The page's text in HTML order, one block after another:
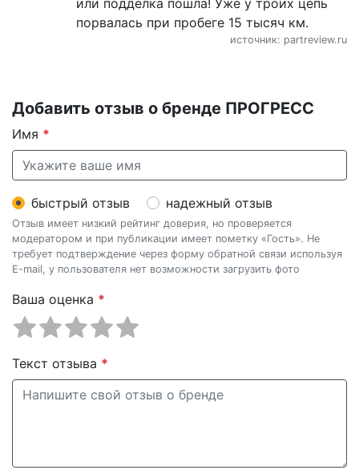
порвалась при пробеге 15 тысяч км.
источник: partreview.ru
Добавить отзыв о бренде ПРОГРЕСС
Имя *
быстрый отзыв надежный отзыв
Отзыв имеет низкий рейтинг доверия, но проверяется
модератором и при публикации имеет пометку «Гость». Не
требует подтверждение через форму обратной связи используя
E-mail, у пользователя нет возможности загрузить фото
Ваша оценка *
Текст отзыва *